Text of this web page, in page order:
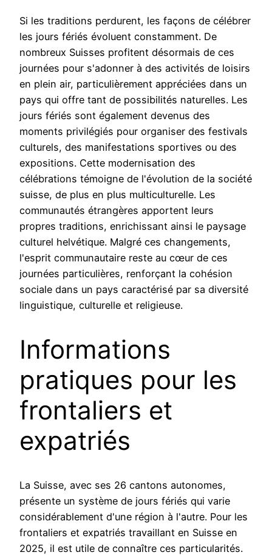
Si les traditions perdurent, les façons de célébrer
les jours fériés évoluent constamment. De
nombreux Suisses profitent désormais de ces
journées pour s'adonner à des activités de loisirs
en plein air, particulièrement appréciées dans un
pays qui offre tant de possibilités naturelles. Les
jours fériés sont également devenus des
moments privilégiés pour organiser des festivals
culturels, des manifestations sportives ou des
expositions. Cette modernisation des
célébrations témoigne de l'évolution de la société
suisse, de plus en plus multiculturelle. Les
communautés étrangères apportent leurs
propres traditions, enrichissant ainsi le paysage
culturel helvétique. Malgré ces changements,
l'esprit communautaire reste au cœur de ces
journées particulières, renforçant la cohésion
sociale dans un pays caractérisé par sa diversité
linguistique, culturelle et religieuse.
Informations
pratiques pour les
frontaliers et
expatriés
La Suisse, avec ses 26 cantons autonomes,
présente un système de jours fériés qui varie
considérablement d'une région à l'autre. Pour les
frontaliers et expatriés travaillant en Suisse en
2025, il est utile de connaître ces particularités.